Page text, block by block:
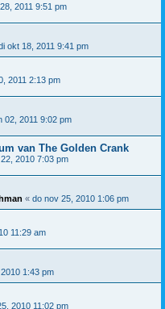
2011 9:51 pm
okt 18, 2011 9:41 pm
2011 2:13 pm
02, 2011 9:02 pm
van The Golden Crank
2010 7:03 pm
« do nov 25, 2010 1:06 pm
11:29 am
1:43 pm
2010 11:02 pm